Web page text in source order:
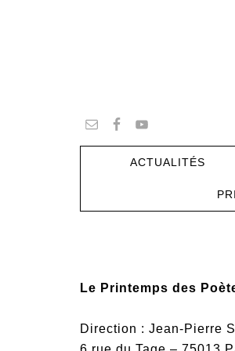
ACTUALITÉS
Le Printemps des
Direction : Jean-Pierre